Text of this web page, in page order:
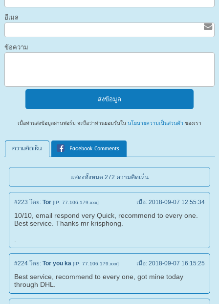
อีเมล
ข้อความ
เมื่อท่านส่งข้อมูลผ่านฟอร์ม จะถือว่าท่านยอมรับในนโยบายความเป็นส่วนตัว ของเรา
ความคิดเห็น Facebook Comments
แสดงทั้งหมด 272 ความคิดเห็น
#223 โดย: Tor [IP: 77.106.179.xxx] เมื่อ: 2018-09-07 12:55:34
10/10, email respond very Quick, recommend to every one.
Best service. Thanks mr krisphong.
#224โดย: Tor you ka [IP: 77.106.179.xxx] เมื่อ: 2018-09-07 16:15:25
Best service, recommend to every one, got mine today
through DHL.